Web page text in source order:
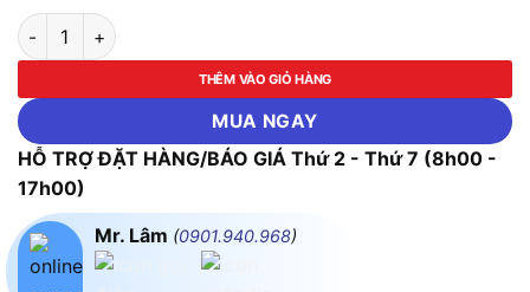
Mũi vít đóng (-) AK-7194 số lượng
THÊM VÀO GIỎ HÀNG
MUA NGAY
HỖ TRỢ ĐẶT HÀNG/BÁO GIÁ Thứ 2 - Thứ 7 (8h00 -
17h00)
Mr. Lâm (0901.940.968)